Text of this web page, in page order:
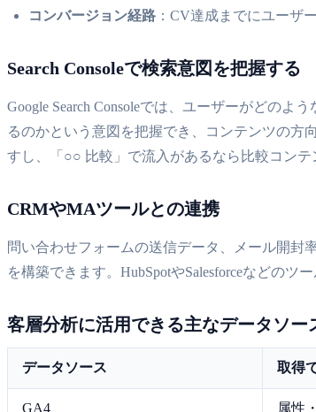
コンバージョン経路 ：CV達成までにユーザ
Search Consoleで検索意図を把握する
Google Search Consoleでは、ユーザーがどの
るのかという意図を把握でき、コンテンツの方
すし、「○○ 比較」で流入があるなら比較コンテ
CRMやMAツールとの連携
問い合わせフォームの送信データ、メール開封
を構築できます。HubSpotやSalesforceなどのツ
客層分析に活用できる主なデータソー
データソース 取得
GA4 属性